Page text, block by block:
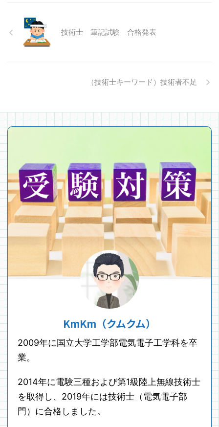
技術士 筆記試験 合格発表
（技術士キーワード）技術者不足
KmKm（クムクム）
2009年に国立大学工学部電気電子工学科を卒
業。
2014年に電験三種および第1級陸上無線技術士
を取得し、2019年には技術士（電気電子部
門）に合格しました。